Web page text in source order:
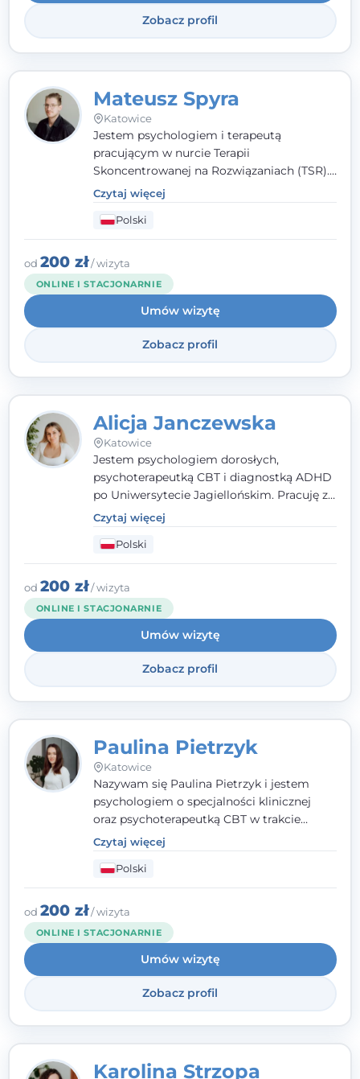
Zobacz profil
Mateusz Spyra
Katowice
Jestem psychologiem i terapeutą
pracującym w nurcie Terapii
Skoncentrowanej na Rozwiązaniach (TSR).
Towarzyszę młodzieży i dorosłym z
empatią, zrozumieniem i bez oceniania.
Daję przestrzeń do bycia sobą, bo wiem, że
w każdym człowieku jest coś wyjątkowego.
Czytaj więcej
Polski
od 200 zł/ wizyta
ONLINE I STACJONARNIE
Umów wizytę
Zobacz profil
Alicja Janczewska
Katowice
Jestem psychologiem dorosłych,
psychoterapeutką CBT i diagnostką ADHD
po Uniwersytecie Jagiellońskim. Pracuję z
dorosłymi, młodzieżą i dziećmi, opierając
pomoc na zrozumieniu indywidualnych
potrzeb i więzi zbudowanej na zaufaniu.
Terapia to dla mnie bezpieczne miejsce, w
którym poczujesz się wysłuchany i
zrozumiany.
Czytaj więcej
Polski
od 200 zł/ wizyta
ONLINE I STACJONARNIE
Umów wizytę
Zobacz profil
Paulina Pietrzyk
Katowice
Nazywam się Paulina Pietrzyk i jestem
psychologiem o specjalności klinicznej
oraz psychoterapeutką CBT w trakcie
szkolenia. Pracuję z dorosłymi, którzy
szukają wsparcia w trudnych momentach -
w obliczu lęku, przewlekłego stresu,
natłoku myśli, obniżonego nastroju,
wypalenia czy kryzysu, a także po prostu
chcą lepiej poznać siebie.
Czytaj więcej
Polski
od 200 zł/ wizyta
ONLINE I STACJONARNIE
Umów wizytę
Zobacz profil
Karolina Strzopa